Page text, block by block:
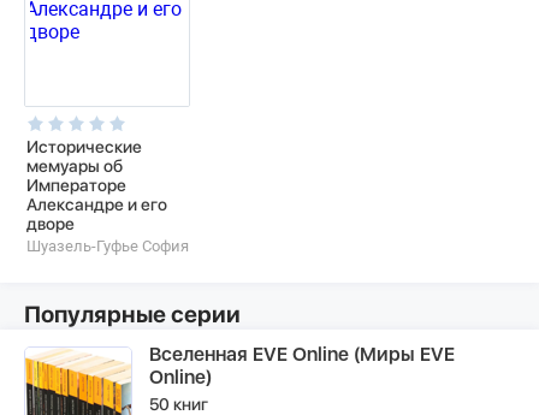
Исторические
мемуары об
Императоре
Александре и его
дворе
Шуазель-Гуфье София
Популярные серии
Вселенная EVE Online (Миры EVE
Online)
50 книг